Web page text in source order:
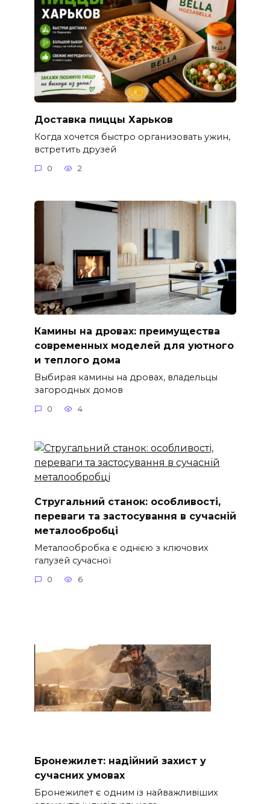
Доставка пиццы Харьков
Когда хочется быстро организовать ужин,
встретить друзей
0 2
Камины на дровах: преимущества
современных моделей для уютного
и теплого дома
Выбирая камины на дровах, владельцы
загородных домов
0 4
Стругальний станок: особливості,
переваги та застосування в сучасній
металообробці
Металообробка є однією з ключових
галузей сучасної
0 6
Бронежилет: надійний захист у
сучасних умовах
Бронежилет є одним із найважливіших